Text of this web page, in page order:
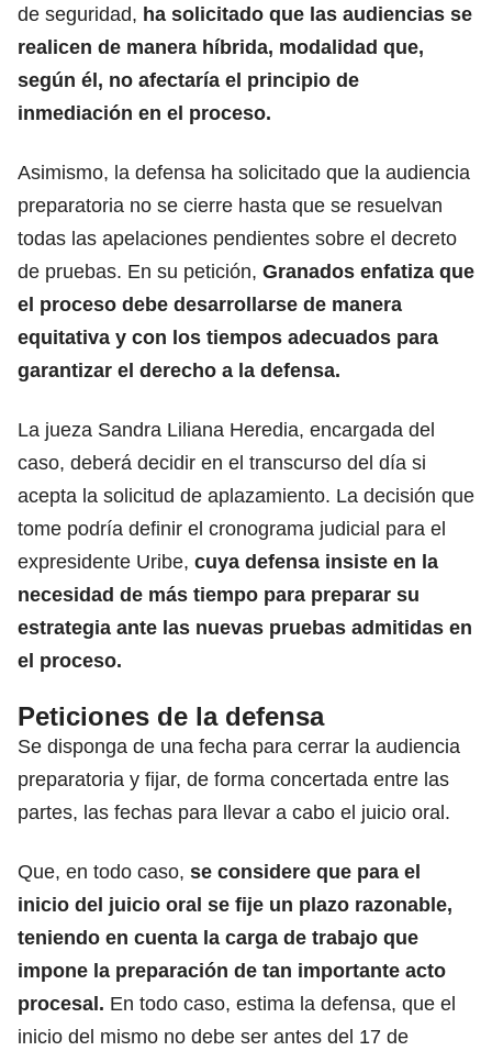
de seguridad, ha solicitado que las audiencias se
realicen de manera híbrida, modalidad que,
según él, no afectaría el principio de
inmediación en el proceso.
Asimismo, la defensa ha solicitado que la audiencia
preparatoria no se cierre hasta que se resuelvan
todas las apelaciones pendientes sobre el decreto
de pruebas. En su petición, Granados enfatiza que
el proceso debe desarrollarse de manera
equitativa y con los tiempos adecuados para
garantizar el derecho a la defensa.
La jueza Sandra Liliana Heredia, encargada del
caso, deberá decidir en el transcurso del día si
acepta la solicitud de aplazamiento. La decisión que
tome podría definir el cronograma judicial para el
expresidente Uribe, cuya defensa insiste en la
necesidad de más tiempo para preparar su
estrategia ante las nuevas pruebas admitidas en
el proceso.
Peticiones de la defensa
Se disponga de una fecha para cerrar la audiencia
preparatoria y fijar, de forma concertada entre las
partes, las fechas para llevar a cabo el juicio oral.
Que, en todo caso, se considere que para el
inicio del juicio oral se fije un plazo razonable,
teniendo en cuenta la carga de trabajo que
impone la preparación de tan importante acto
procesal. En todo caso, estima la defensa, que el
inicio del mismo no debe ser antes del 17 de